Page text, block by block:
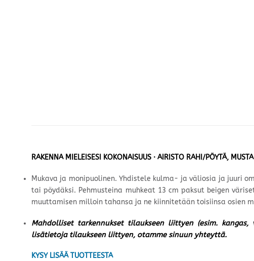
RAKENNA MIELEISESI KOKONAISUUS · AIRISTO RAHI/PÖYTÄ, MUSTA
Mukava ja monipuolinen. Yhdistele kulma- ja väliosia ja juuri
tai pöydäksi. Pehmusteina muhkeat 13 cm paksut beigen
muuttamisen milloin tahansa ja ne kiinnitetään toisiinsa osien
Mahdolliset tarkennukset tilaukseen liittyen (esim.
lisätietoja tilaukseen liittyen, otamme sinuun yhteyttä.
KYSY LISÄÄ TUOTTEESTA